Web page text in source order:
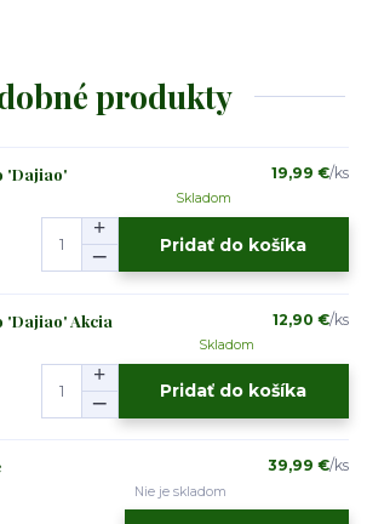
produkty
'Dajiao' 19,99 €/ks
Skladom
Pridať do košíka
'Dajiao' Akcia 12,90 €/ks
Skladom
Pridať do košíka
39,99 €/ks
Nie je skladom